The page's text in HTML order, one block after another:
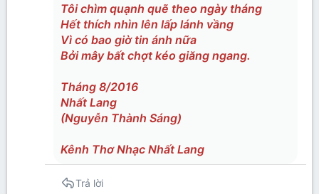
Tôi chìm quạnh quẽ theo ngày tháng
Hết thích nhìn lên lấp lánh vầng
Vì có bao giờ tin ánh nữa
Bởi mây bất chợt kéo giăng ngang.
Tháng 8/2016
Nhất Lang
(Nguyễn Thành Sáng)
Kênh Thơ Nhạc Nhất Lang
Trả lời